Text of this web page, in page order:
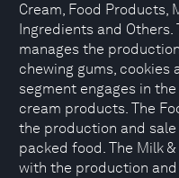
Cream, Food Products,
Ingredients and
manages the
chewing gums, cookies
segment engages in
cream products. The
the production and
packed food. The Milk
with the production